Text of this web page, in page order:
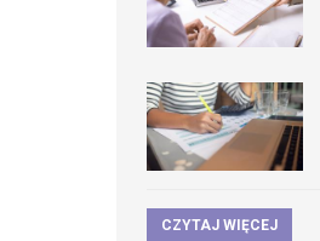
CZYTAJ WIĘCEJ